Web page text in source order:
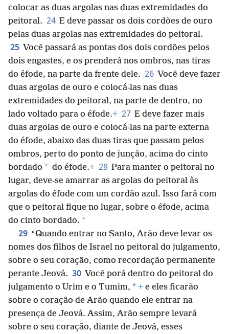
colocar as duas argolas nas duas extremidades do
peitoral. 24 E deve passar os dois cordões de ouro
pelas duas argolas nas extremidades do peitoral.
25 Você passará as pontas dos dois cordões pelos
dois engastes, e os prenderá nos ombros, nas tiras
do éfode, na parte da frente dele. 26 Você deve fazer
duas argolas de ouro e colocá-las nas duas
extremidades do peitoral, na parte de dentro, no
lado voltado para o éfode.+ 27 E deve fazer mais
duas argolas de ouro e colocá-las na parte externa
do éfode, abaixo das duas tiras que passam pelos
ombros, perto do ponto de junção, acima do cinto
bordado * do éfode.+ 28 Para manter o peitoral no
lugar, deve-se amarrar as argolas do peitoral às
argolas do éfode com um cordão azul. Isso fará com
que o peitoral fique no lugar, sobre o éfode, acima
do cinto bordado. *
29 “Quando entrar no Santo, Arão deve levar os
nomes dos filhos de Israel no peitoral do julgamento,
sobre o seu coração, como recordação permanente
perante Jeová. 30 Você porá dentro do peitoral do
julgamento o Urim e o Tumim, * + e eles ficarão
sobre o coração de Arão quando ele entrar na
presença de Jeová. Assim, Arão sempre levará
sobre o seu coração, diante de Jeová, esses